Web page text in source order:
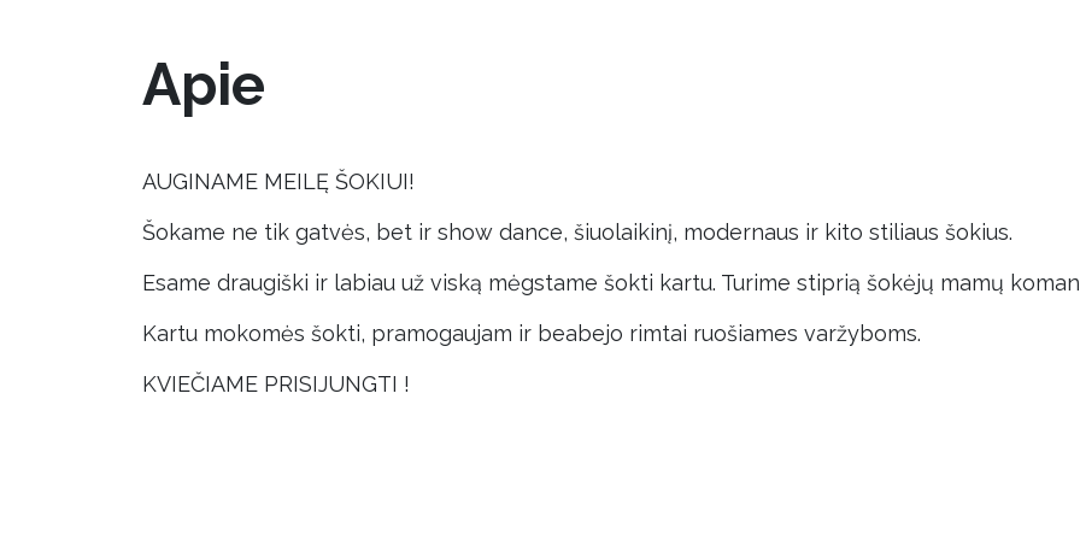
Apie
AUGINAME MEILĘ ŠOKIUI!
Šokame ne tik gatvės, bet ir show dance, šiuolaikinį, modernaus ir kito stiliaus šokius.
Esame draugiški ir labiau už viską mėgstame šokti kartu. Turime stiprią šokėjų mamų
Kartu mokomės šokti, pramogaujam ir beabejo rimtai ruošiames varžyboms.
KVIEČIAME PRISIJUNGTI !